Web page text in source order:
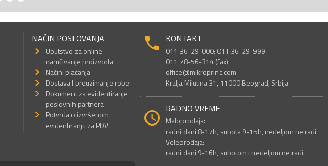
NAČIN POSLOVANJA
Uputstvo za online
naručivanje proizvoda
Načini plaćanja
Dostava I preuzimanje robe
Dokument za evidentiranje
poslovnih partnera
Potvrda o izvršenom
evidentiranju za PDV
KONTAKT
011 36-29-000; 011 36-29-999
011 78-56-314 (fax)
office@mikroprinc.com
Kralja Milutina 31, 11000 Beograd, Srbija
RADNO VREME
Maloprodaja:
radni dani 8-17h, subota 9-15h, nedeljom ne radi
Veleprodaja:
radni dani 9-16h, subotom i nedeljom ne radi